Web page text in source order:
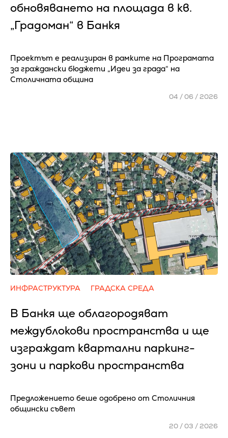
обновяването на площада в кв.
„Градоман“ в Банкя
Проектът е реализиран в рамките на Програмата
за граждански бюджети „Идеи за града“ на
Столичната община
04 / 06 / 2026
ИНФРАСТРУКТУРА ГРАДСКА СРЕДА
В Банкя ще облагородяват
междублокови пространства и ще
изграждат квартални паркинг-
зони и паркови пространства
Предложението беше одобрено от Столичния
общински съвет
20 / 03 / 2026